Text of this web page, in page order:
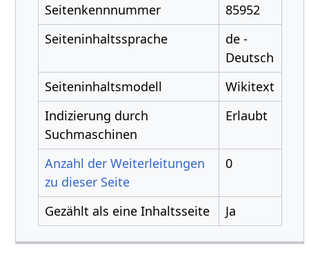
Seitenkennnummer
85952
Seiteninhaltssprache
de -
Deutsch
Seiteninhaltsmodell
Wikitext
Indizierung durch
Suchmaschinen
Erlaubt
Anzahl der Weiterleitungen
zu dieser Seite
0
Gezählt als eine Inhaltsseite Ja